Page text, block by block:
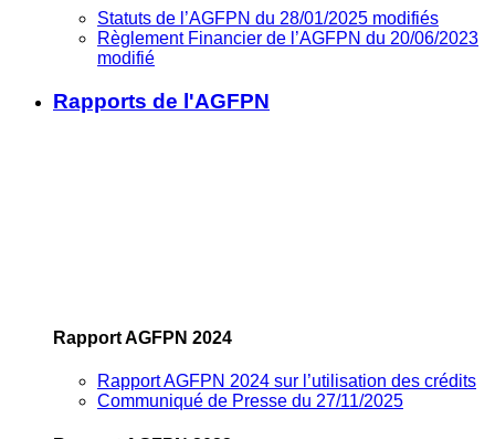
Statuts de l’AGFPN du 28/01/2025 modifiés
Règlement Financier de l’AGFPN du 20/06/2023
modifié
Rapports de l'AGFPN
Rapport AGFPN 2024
Rapport AGFPN 2024 sur l’utilisation des crédits
Communiqué de Presse du 27/11/2025